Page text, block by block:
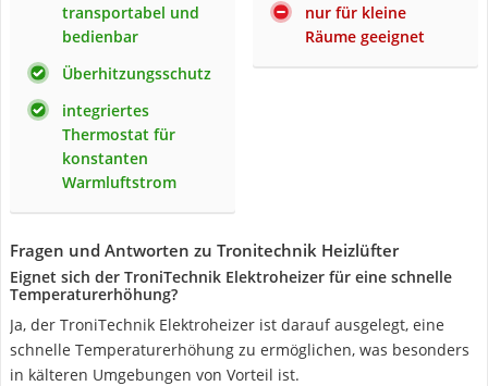
transportabel und
bedienbar
Überhitzungsschutz
integriertes
Thermostat für
konstanten
Warmluftstrom
nur für kleine
Räume geeignet
Fragen und Antworten zu Tronitechnik Heizlüfter
Eignet sich der TroniTechnik Elektroheizer für eine schnelle
Temperaturerhöhung?
Ja, der TroniTechnik Elektroheizer ist darauf ausgelegt, eine
schnelle Temperaturerhöhung zu ermöglichen, was besonders
in kälteren Umgebungen von Vorteil ist.